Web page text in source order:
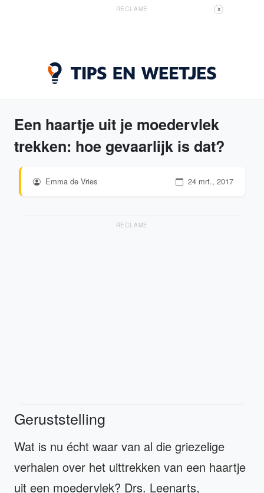
RECLAME X
Een haartje uit je moedervlek
trekken: hoe gevaarlijk is dat?
Emma de Vries 24 mrt., 2017
RECLAME
Geruststelling
Wat is nu écht waar van al die griezelige
verhalen over het uittrekken van een haartje
uit een moedervlek? Drs. Leenarts,